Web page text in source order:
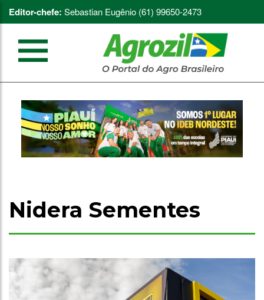
Editor-chefe: Sebastian Eugênio (61) 99650-2473
Nidera Sementes